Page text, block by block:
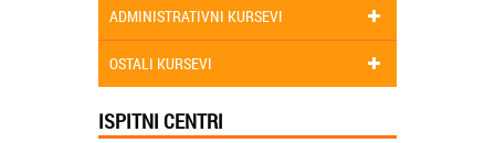
ADMINISTRATIVNI KURSEVI
OSTALI KURSEVI
ISPITNI CENTRI